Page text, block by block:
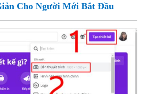
Cho Người Mới Bắt Đầu